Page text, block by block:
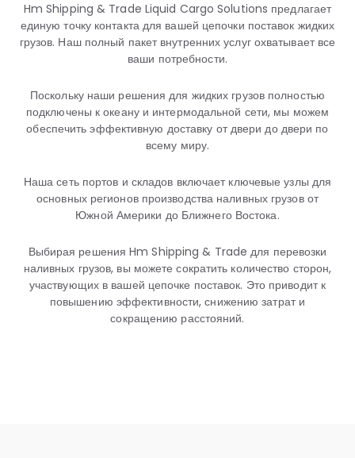
Hm Shipping & Trade Liquid Cargo Solutions предлагает
единую точку контакта для вашей цепочки поставок жидких
грузов. Наш полный пакет внутренних услуг охватывает все
ваши потребности.
Поскольку наши решения для жидких грузов полностью
подключены к океану и интермодальной сети, мы можем
обеспечить эффективную доставку от двери до двери по
всему миру.
Наша сеть портов и складов включает ключевые узлы для
основных регионов производства наливных грузов от
Южной Америки до Ближнего Востока.
Выбирая решения Hm Shipping & Trade для перевозки
наливных грузов, вы можете сократить количество сторон,
участвующих в вашей цепочке поставок. Это приводит к
повышению эффективности, снижению затрат и
сокращению расстояний.